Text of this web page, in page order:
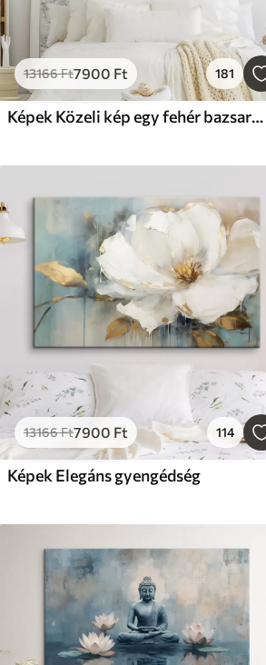
13166Ft7900 Ft 181
Képek Közeli kép egy fehér bazsarózsa virágról, vízcseppekkel a szirmokon, elmosódott háttér előtt
13166Ft7900 Ft 114
Képek Elegáns gyengédség